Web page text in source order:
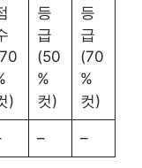
)
등
급
(50
%
컷)
등
급
(70
%
컷)
– –